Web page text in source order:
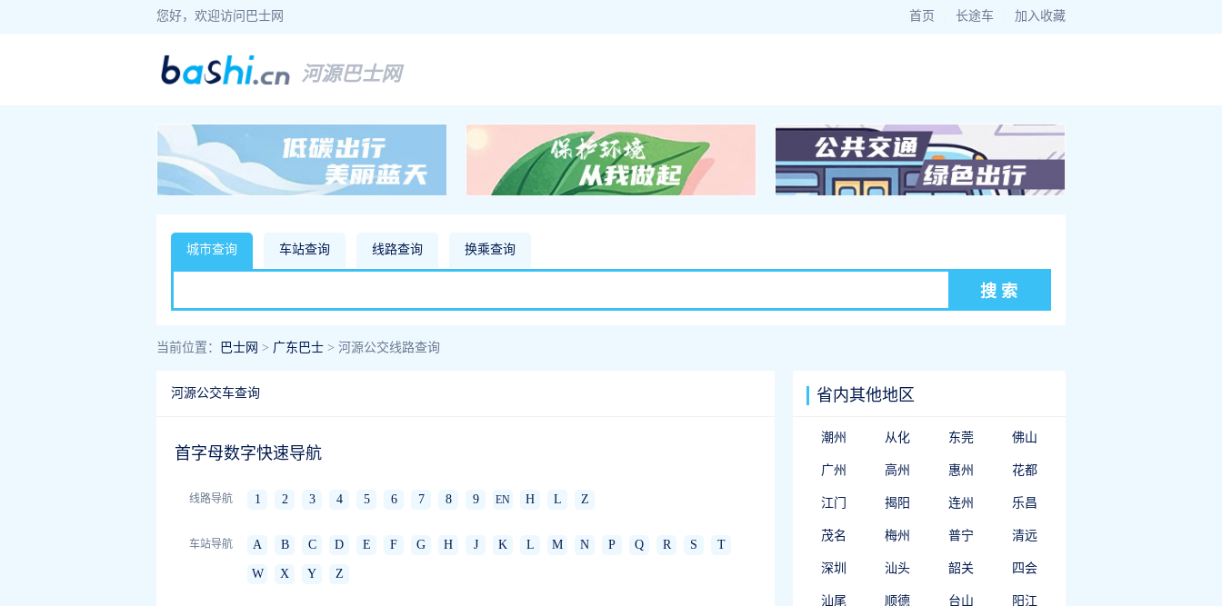
您好，欢迎访问巴士网 首页 长途车 加入收藏
河源巴士网
城市查询 车站查询 线路查询 换乘查询
当前位置： 巴士网 > 广东巴士 > 河源公交线路查询
河源公交车查询
首字母数字快速导航
线路导航 1 2 3 4 5 6 7 8 9 EN H L Z
车站导航 A B C D E F G H J K L M N P Q R S T
W X Y Z
省内其他地区
潮州 从化 东莞 佛山
广州 高州 惠州 花都
江门 揭阳 连州 乐昌
茂名 梅州 普宁 清远
深圳 汕头 韶关 四会
汕尾 顺德 台山 阳江